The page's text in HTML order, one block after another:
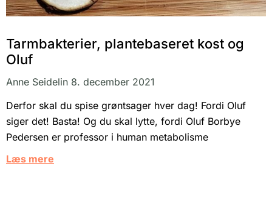
Tarmbakterier, plantebaseret kost og
Oluf
Anne Seidelin 8. december 2021
Derfor skal du spise grøntsager hver dag! Fordi Oluf
siger det! Basta! Og du skal lytte, fordi Oluf Borbye
Pedersen er professor i human metabolisme
Læs mere